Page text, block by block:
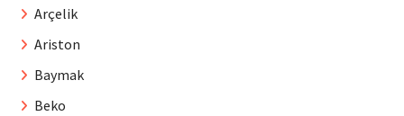
Arçelik
Ariston
Baymak
Beko